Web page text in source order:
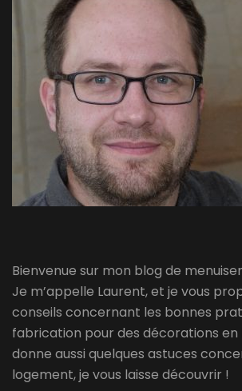
Bienvenue sur mon blog de
Je m’appelle Laurent, et je vous
conseils concernant les bonnes
fabrication pour des décorations en
donne aussi quelques astuces
logement, je vous laisse découvrir !